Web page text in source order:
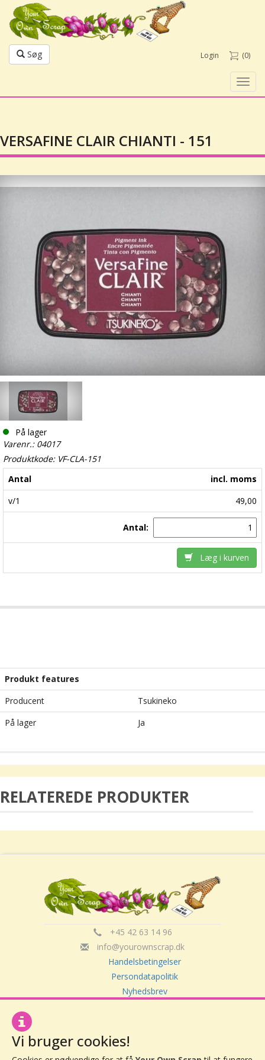
Søg Login (0)
VERSAFINE CLAIR CHIANTI - 151
På lager
Varenr.: 04017
Produktkode: VF-CLA-151
Antal
incl. moms
v/1
49,00
Antal:
Læg i kurven
Produkt features
Producent
Tsukineko
På lager
Ja
RELATEREDE PRODUKTER
+45 42 63 14 96
info@yourownscrap.dk
Handelsbetingelser
Persondatapolitik
Nyhedsbrev
Vi bruger cookies!